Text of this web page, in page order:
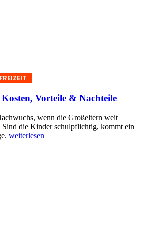
Vorteile & Nachteile
wenn die Großeltern weit
Sind die Kinder schulpflichtig, kommt ein
weiterlesen